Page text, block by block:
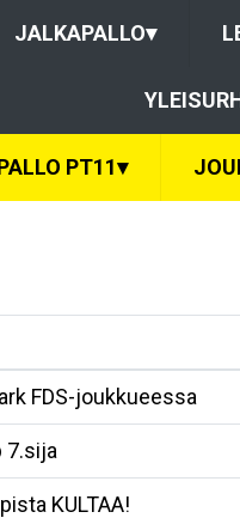
JALKAPALLO▾
PT11▾
FDS-joukkueessa
7.sija
KULTAA!